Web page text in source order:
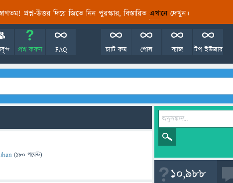
প্রশ্ন-উত্তর দিয়ে জিতে নিন পুরস্কার, বিস্তারিত এখানেদেখুন।
প্রশ্ন করুন FAQ টপ ইউজার
ব্যাজ
পোল
চ্যাট রুম
(180 পয়েন্ট)
10,988